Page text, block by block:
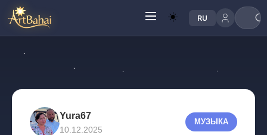
☀️ RU
Yura67
10.12.2025
МУЗЫКА